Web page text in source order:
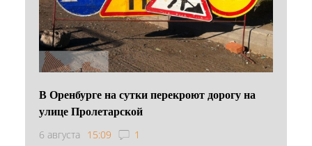
В Оренбурге на сутки перекроют дорогу на
улице Пролетарской
6 августа 15:09 1